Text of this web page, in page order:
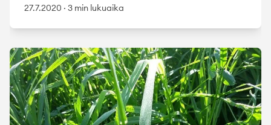
27.7.2020 · 3 min lukuaika